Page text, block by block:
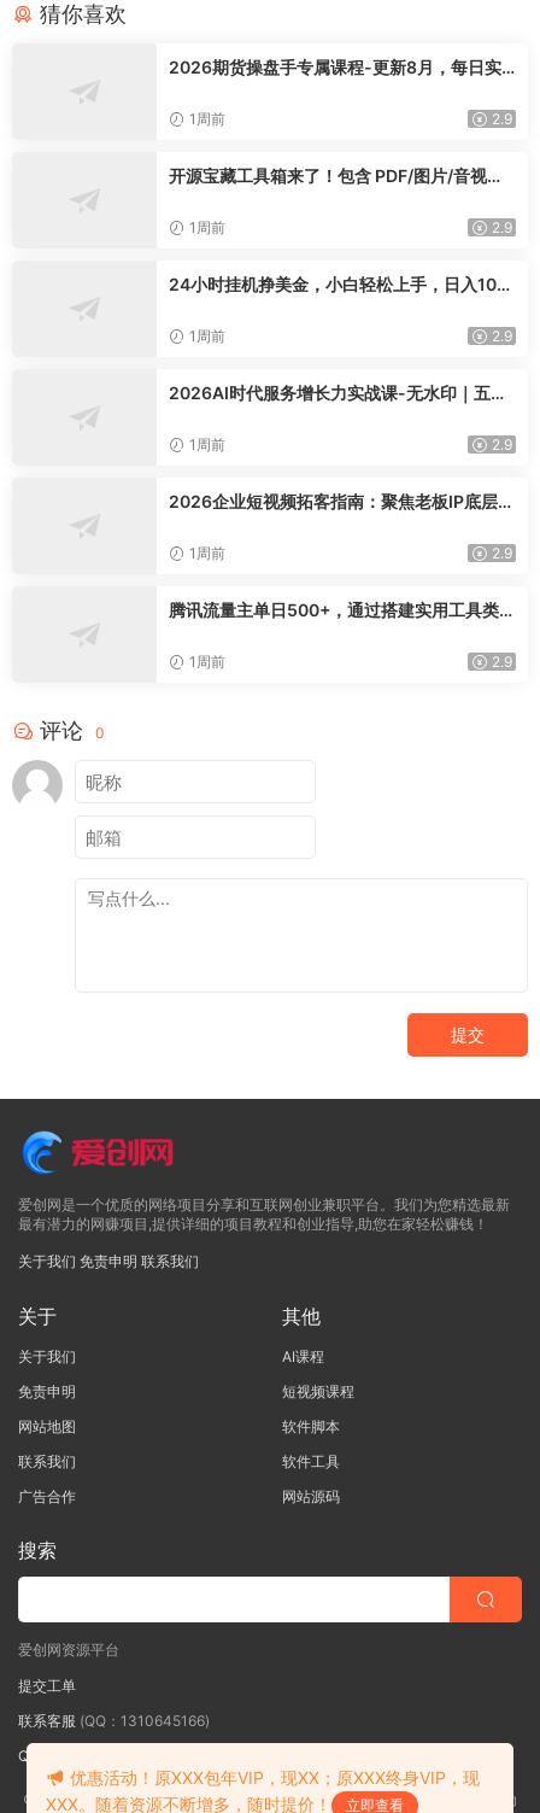
猜你喜欢
2026期货操盘手专属课程-更新8月，每日实
1周前 2.9
开源宝藏工具箱来了！包含 PDF/图片/音视频/
knit-desktop
1周前 2.9
24小时挂机挣美金，小白轻松上手，日入100
1周前 2.9
2026AI时代服务增长力实战课-无水印｜五力
卷实现长效业绩增长
1周前 2.9
2026企业短视频拓客指南：聚焦老板IP底层逻
交完整获客链路
1周前 2.9
腾讯流量主单日500+，通过搭建实用工具类小
1周前 2.9
评论 0
提交
爱创网是一个优质的网络项目分享和互联网创业兼职平台。我们为您精选最新
最有潜力的网赚项目,提供详细的项目教程和创业指导,助您在家轻松赚钱！
关于我们 免责申明 联系我们
关于
关于我们
免责申明
网站地图
联系我们
广告合作
其他
AI课程
短视频课程
软件脚本
软件工具
网站源码
搜索
爱创网资源平台
提交工单
联系客服 (QQ：1310645166)
QQ群
©2018-2026爱创网网内容全部来自网络，版权争议与本站无关，如果您认为
优惠活动！原XXX包年VIP，现XX；原XXX终身VIP，现
XXX。随着资源不断增多，随时提价！
立即查看